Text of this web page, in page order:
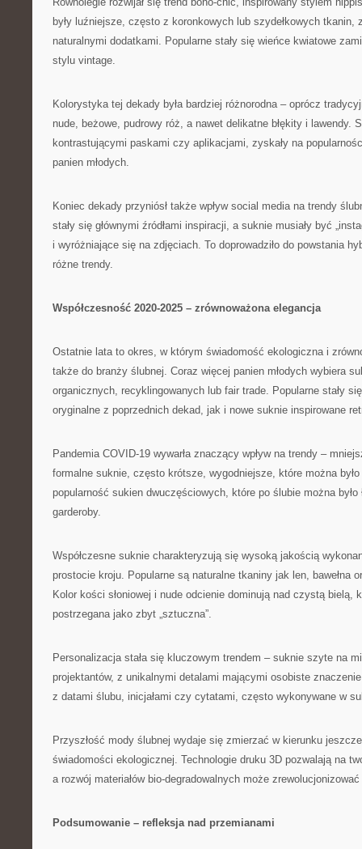
były luźniejsze, często z koronkowych lub szydełkowych tkanin,
naturalnymi dodatkami. Popularne stały się wieńce kwiatowe
stylu vintage.
Kolorystyka tej dekady była bardziej różnorodna – oprócz
nude, beżowe, pudrowy róż, a nawet delikatne błękity i lawendy.
kontrastującymi paskami czy aplikacjami, zyskały na
panien młodych.
Koniec dekady przyniósł także wpływ social media na trendy
stały się głównymi źródłami inspiracji, a suknie musiały być
i wyróżniające się na zdjęciach. To doprowadziło do powstania
różne trendy.
Współczesność 2020-2025 – zrównoważona elegancja
Ostatnie lata to okres, w którym świadomość ekologiczna i
także do branży ślubnej. Coraz więcej panien młodych wybiera
organicznych, recyklingowanych lub fair trade. Popularne stały
oryginalne z poprzednich dekad, jak i nowe suknie inspirowane
Pandemia COVID-19 wywarła znaczący wpływ na trendy –
formalne suknie, często krótsze, wygodniejsze, które można było
popularność sukien dwuczęściowych, które po ślubie można
garderoby.
Współczesne suknie charakteryzują się wysoką jakością
prostocie kroju. Popularne są naturalne tkaniny jak len, bawełna
Kolor kości słoniowej i nude odcienie dominują nad czystą bielą,
postrzegana jako zbyt „sztuczna”.
Personalizacja stała się kluczowym trendem – suknie szyte na
projektantów, z unikalnymi detalami mającymi osobiste
z datami ślubu, inicjałami czy cytatami, często wykonywane w
Przyszłość mody ślubnej wydaje się zmierzać w kierunku
świadomości ekologicznej. Technologie druku 3D pozwalają na
a rozwój materiałów bio-degradowalnych może zrewolucjonizować
Podsumowanie – refleksja nad przemianami